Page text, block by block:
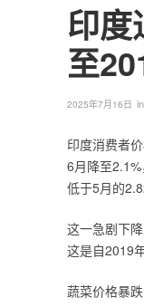
印度
至
2025年7月16日 in
印度消费者
6月降至2.1%
低于5月的
这一急剧下
这是自2019
蔬菜价格暴